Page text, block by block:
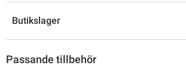
Butikslager
Passande tillbehör